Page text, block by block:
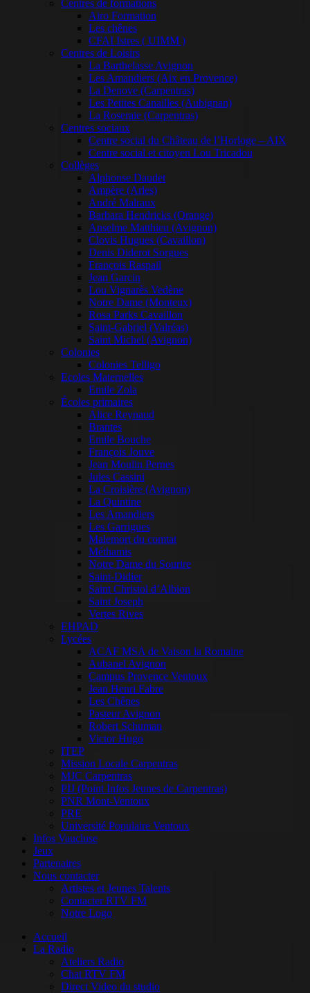
Centres de formations
Airo Formation
Les chênes
CFAI Istres ( UIMM )
Centres de Loisirs
La Barthelasse Avignon
Les Amandiers (Aix en Provence)
La Denove (Carpentras)
Les Petites Canailles (Aubignan)
La Roseraie (Carpentras)
Centres sociaux
Centre social du Château de l’Horloge – AIX
Centre social et citoyen Lou Tricadou
Collèges
Alphonse Daudet
Ampère (Arles)
André Malraux
Barbara Hendricks (Orange)
Anselme Matthieu (Avignon)
Clovis Hugues (Cavaillon)
Denis Diderot Sorgues
François Raspail
Jean Garcin
Lou Vignarès Vedène
Notre Dame (Monteux)
Rosa Parks Cavaillon
Saint-Gabriel (Valréas)
Saint Michel (Avignon)
Colonies
Colonies Telligo
Ecoles Maternelles
Emile Zola
Écoles primaires
Alice Reynaud
Brantes
Emile Bouche
François Jouve
Jean Moulin Pernes
Jules Cassini
La Croisière (Avignon)
La Quintine
Les Amandiers
Les Garrigues
Malemort du comtat
Méthamis
Notre Dame du Sourire
Saint-Didier
Saint Christol d’Albion
Saint Joseph
Vertes Rives
EHPAD
Lycées
ACAF MSA de Vaison la Romaine
Aubanel Avignon
Campus Provence Ventoux
Jean Henri Fabre
Les Chênes
Pasteur Avignon
Robert Schuman
Victor Hugo
ITEP
Mission Locale Carpentras
MJC Carpentras
PIJ (Point Infos Jeunes de Carpentras)
PNR Mont-Ventoux
PRE
Université Populaire Ventoux
Infos Vaucluse
Jeux
Partenaires
Nous contacter
Artistes et Jeunes Talents
Contacter RTV FM
Notre Logo
Accueil
La Radio
Ateliers Radio
Chat RTV FM
Direct Video du studio